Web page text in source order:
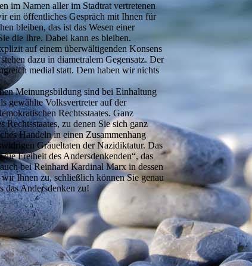
im Namen aller im Stadtrat vertretenen
ein öffentliches Gespräch mit Ihnen für
bleiben, das ist das Wesen einer
die Ihre. Dabei kann es bleiben.
auf einem überwältigenden Konsens
dazu in diametralem Gegensatz. Der
medial statt. Dem haben wir nichts
Meinungsbildung sind bei Einhaltung
gewählte Volksvertreter auf der
Rechtsstaates. Ganz
Rechtsstaates, zu denen Sie sich ganz
Handeln in einen Zusammenhang
Gräueltaten der Nazidiktatur. Das
Freiheit des Andersdenkenden“, das
bei Reinhard Kardinal Marx in dessen
Ihnen zu, schließlich können Sie genau
das Andersdenken zu!